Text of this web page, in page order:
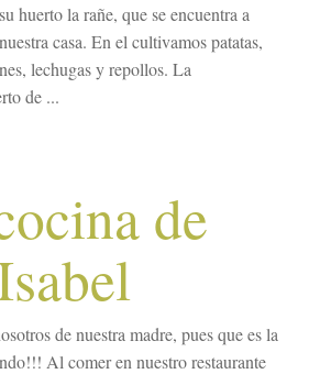
huerto la rañe, que se encuentra a
casa. En el cultivamos patatas,
lechugas y repollos. La
de ...
de
de nuestra madre, pues que es la
Al comer en nuestro restaurante